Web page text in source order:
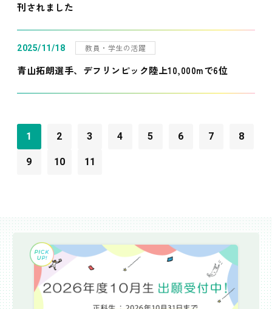
刊されました
2025/11/18 教員・学生の活躍
青山拓朗選手、デフリンピック陸上10,000mで6位
1 2 3 4 5 6 7 8
9 10 11